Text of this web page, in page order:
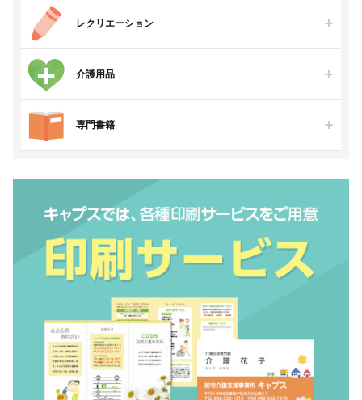
レクリエーション
介護用品
専門書籍